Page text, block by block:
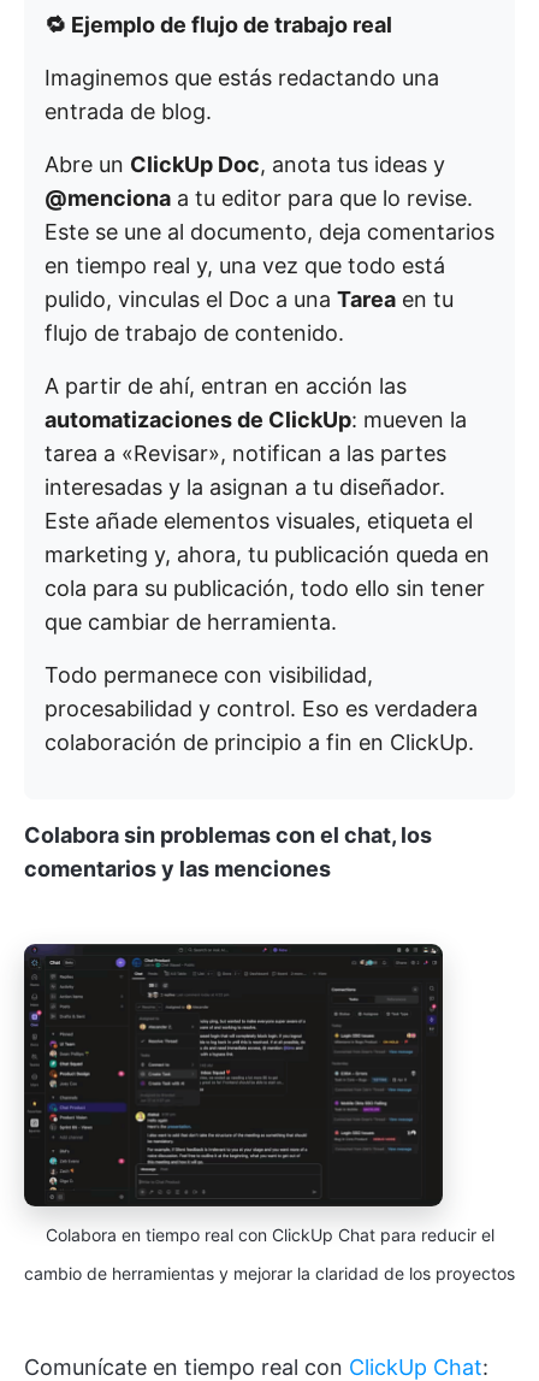
🔁 Ejemplo de flujo de trabajo real
Imaginemos que estás redactando una
entrada de blog.
Abre un ClickUp Doc, anota tus ideas y
@menciona a tu editor para que lo revise.
Este se une al documento, deja comentarios
en tiempo real y, una vez que todo está
pulido, vinculas el Doc a una Tarea en tu
flujo de trabajo de contenido.
A partir de ahí, entran en acción las
automatizaciones de ClickUp: mueven la
tarea a «Revisar», notifican a las partes
interesadas y la asignan a tu diseñador.
Este añade elementos visuales, etiqueta el
marketing y, ahora, tu publicación queda en
cola para su publicación, todo ello sin tener
que cambiar de herramienta.
Todo permanece con visibilidad,
procesabilidad y control. Eso es verdadera
colaboración de principio a fin en ClickUp.
Colabora sin problemas con el chat, los
comentarios y las menciones
Colabora en tiempo real con ClickUp Chat para reducir el
cambio de herramientas y mejorar la claridad de los proyectos
Comunícate en tiempo real con ClickUp Chat: